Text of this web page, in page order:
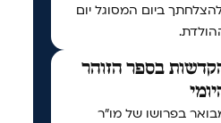
ביום המסוגל יום
בספר הזוהר
בפרושו של מו"ר